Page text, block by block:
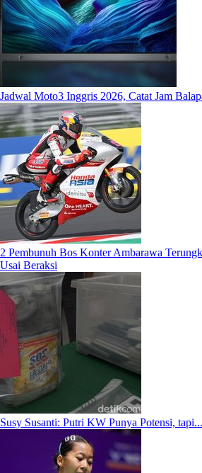
Jadwal Moto3 Inggris 2026, Catat Jam
2 Pembunuh Bos Konter Ambarawa
Usai Beraksi
Susy Susanti: Putri KW Punya Potensi, tapi...